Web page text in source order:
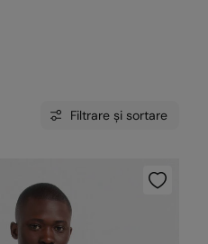
Filtrare și sortare